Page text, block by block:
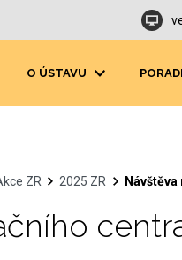
O ÚSTAVU
ZR 2025 ZR